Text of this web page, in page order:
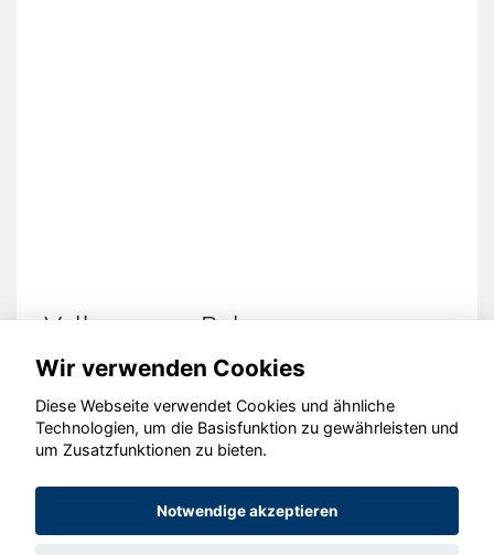
Volkswagen Polo
© konjunkturmotor.de GmbH 2020 - 2026
Wir verwenden Cookies
Diese Webseite verwendet Cookies und ähnliche
Technologien, um die Basisfunktion zu gewährleisten und
um Zusatzfunktionen zu bieten.
Notwendige akzeptieren